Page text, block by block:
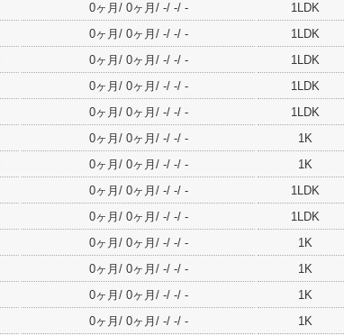
0ヶ月/ 0ヶ月/ -/ -/ - 1LDK
0ヶ月/ 0ヶ月/ -/ -/ - 1LDK
0ヶ月/ 0ヶ月/ -/ -/ - 1LDK
0ヶ月/ 0ヶ月/ -/ -/ - 1LDK
0ヶ月/ 0ヶ月/ -/ -/ - 1LDK
0ヶ月/ 0ヶ月/ -/ -/ - 1K
0ヶ月/ 0ヶ月/ -/ -/ - 1K
0ヶ月/ 0ヶ月/ -/ -/ - 1LDK
0ヶ月/ 0ヶ月/ -/ -/ - 1LDK
0ヶ月/ 0ヶ月/ -/ -/ - 1K
0ヶ月/ 0ヶ月/ -/ -/ - 1K
0ヶ月/ 0ヶ月/ -/ -/ - 1K
0ヶ月/ 0ヶ月/ -/ -/ - 1K